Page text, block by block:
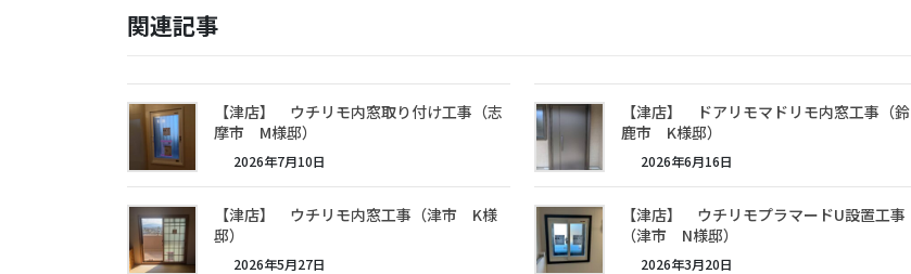
関連記事
【津店】 ウチリモ内窓取り付け工事（志
摩市 M様邸）
2026年7月10日
【津店】 ドアリモマドリモ内窓工事（鈴
鹿市 K様邸）
2026年6月16日
【津店】 ウチリモ内窓工事（津市 K様
邸）
2026年5月27日
【津店】 ウチリモプラマードU設置工事
（津市 N様邸）
2026年3月20日